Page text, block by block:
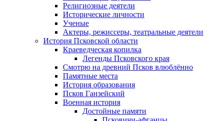
Религиозные деятели
Исторические личности
Ученые
Актеры, режиссеры, театральные деятели
История Псковской области
Краеведческая копилка
Легенды Псковского края
Смотрю на древний Псков влюблённо
Памятные места
История образования
Псков Ганзейский
Военная история
Достойные памяти